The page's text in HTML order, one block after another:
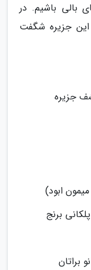
بالی باشیم. در
این جزیره شگفت
جزیره
ابود)
برنج
براتان